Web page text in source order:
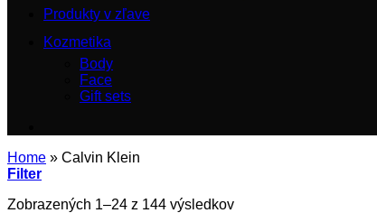
Produkty v zľave
Kozmetika
Body
Face
Gift sets
Home » Calvin Klein
Filter
Zobrazených 1–24 z 144 výsledkovZoradené